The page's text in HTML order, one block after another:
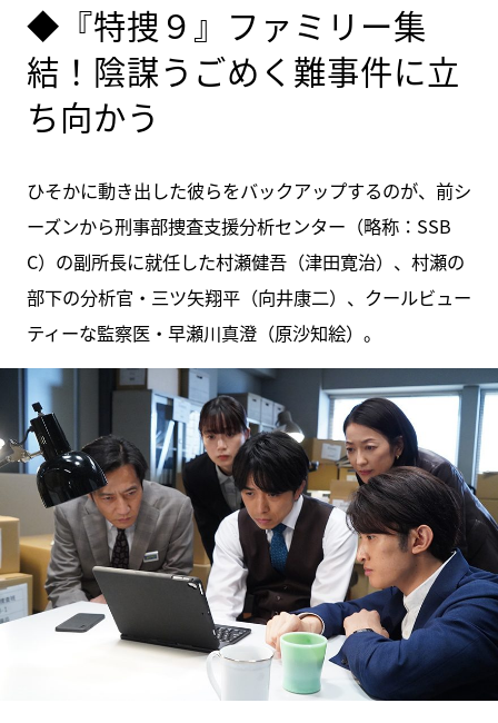
◆『特捜９』ファミリー集
結！陰謀うごめく難事件に立
ち向かう
ひそかに動き出した彼らをバックアップするのが、前シ
ーズンから刑事部捜査支援分析センター（略称：SSB
C）の副所長に就任した村瀬健吾（津田寛治）、村瀬の
部下の分析官・三ツ矢翔平（向井康二）、クールビュー
ティーな監察医・早瀬川真澄（原沙知絵）。